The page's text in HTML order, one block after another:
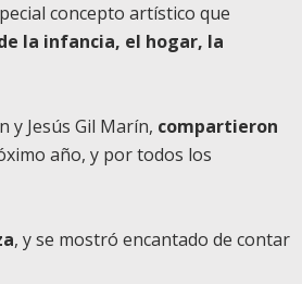
concepto artístico que
la infancia, el hogar, la
y Jesús Gil Marín, compartieron
año, y por todos los
, y se mostró encantado de contar